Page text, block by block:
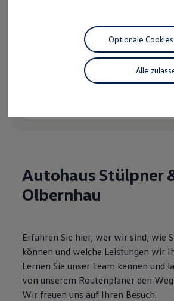
Lifestyle Shop
T-Roc Kollektion
Golf Kollektion
ID. Kollektion
Volkswagen Kollektion
R-Kollektion
Inspektion und HU/AU
Reparaturen und Checks
Motorenöl und
Volkswagen Teile
Zubehör
Modellspezifisches
Schutz und Pflege
Transport
Entertainment und
Fahrzeugangebot anfordern
Autohaus Stülpner
Olbernhau
Erfahren Sie hier, wer wir sind, wie
können und welche Leistungen wir
Lernen Sie unser Team kennen und
von unserem Routenplaner den Weg
Wir freuen uns auf Ihren Besuch.
Alle
Optionale